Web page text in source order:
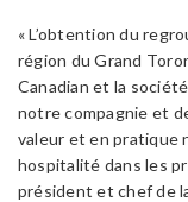
« L’obtention du
région du Grand
Canadian et la
notre compagnie et
valeur et en pratique
hospitalité dans les
président et chef de